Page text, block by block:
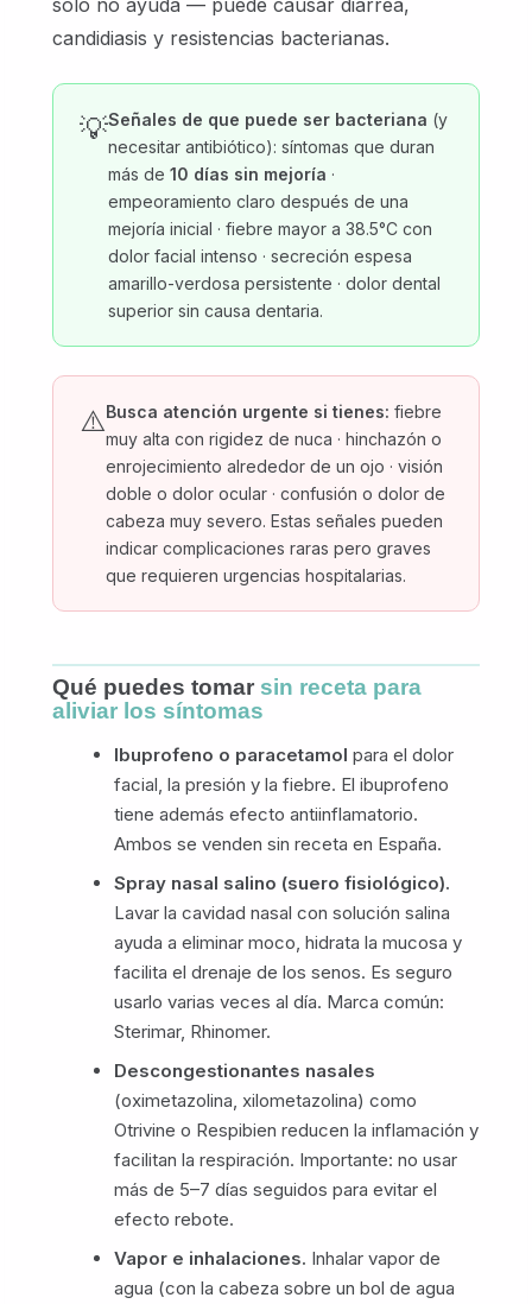
candidiasis y resistencias bacterianas.
💡Señales de que puede ser bacteriana (y
necesitar antibiótico): síntomas que duran
más de 10 días sin mejoría ·
empeoramiento claro después de una
mejoría inicial · fiebre mayor a 38.5°C con
dolor facial intenso · secreción espesa
amarillo-verdosa persistente · dolor dental
superior sin causa dentaria.
⚠️Busca atención urgente si tienes: fiebre
muy alta con rigidez de nuca · hinchazón o
enrojecimiento alrededor de un ojo · visión
doble o dolor ocular · confusión o dolor de
cabeza muy severo. Estas señales pueden
indicar complicaciones raras pero graves
que requieren urgencias hospitalarias.
Qué puedes tomar sin receta para
aliviar los síntomas
Ibuprofeno o paracetamol para el dolor
facial, la presión y la fiebre. El ibuprofeno
tiene además efecto antiinflamatorio.
Ambos se venden sin receta en España.
Spray nasal salino (suero fisiológico).
Lavar la cavidad nasal con solución salina
ayuda a eliminar moco, hidrata la mucosa y
facilita el drenaje de los senos. Es seguro
usarlo varias veces al día. Marca común:
Sterimar, Rhinomer.
Descongestionantes nasales
(oximetazolina, xilometazolina) como
Otrivine o Respibien reducen la inflamación y
facilitan la respiración. Importante: no usar
más de 5–7 días seguidos para evitar el
efecto rebote.
Vapor e inhalaciones. Inhalar vapor de
agua (con la cabeza sobre un bol de agua